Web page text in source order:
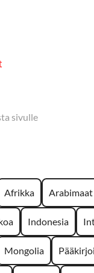
sivulle
Afrikka Arabimaat
Indonesia
Mongolia